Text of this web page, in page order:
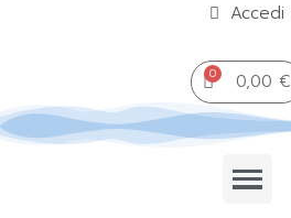
Accedi
0,00 €